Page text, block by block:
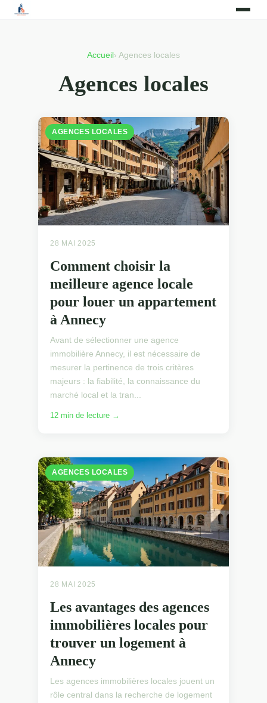
Accueil › Agences locales
Agences locales
AGENCES LOCALES
28 MAI 2025
Comment choisir la
meilleure agence locale
pour louer un appartement
à Annecy
Avant de sélectionner une agence
immobilière Annecy, il est nécessaire de
mesurer la pertinence de trois critères
majeurs : la fiabilité, la connaissance du
marché local et la tran...
12 min de lecture →
AGENCES LOCALES
28 MAI 2025
Les avantages des agences
immobilières locales pour
trouver un logement à
Annecy
Les agences immobilières locales jouent un
rôle central dans la recherche de logement